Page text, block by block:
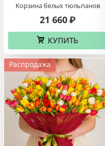
Kорзина белых тюльпанов
21 660 ₽
КУПИТЬ
Распродажа